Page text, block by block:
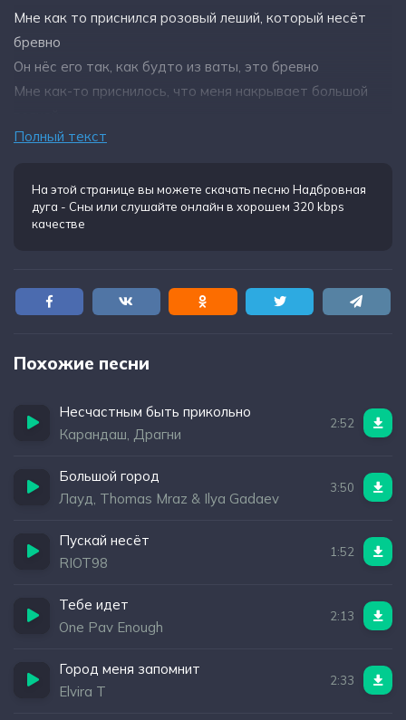
Мне как то приснился розовый леший, который несёт
бревно
Он нёс его так, как будто из ваты, это бревно
Мне как-то приснилось, что меня накрывает большой
И вместе со мною прибрежный город камнем идёт на
Полный текст
На этой странице вы можете скачать песню Надбровная
дуга - Сны или слушайте онлайн в хорошем 320 kbps
качестве
Похожие песни
Несчастным быть прикольно
Карандаш, Драгни
2:52
Большой город
Лауд, Thomas Mraz & Ilya Gadaev
3:50
Пускай несёт
RIOT98
1:52
Тебе идет
One Pav Enough
2:13
Город меня запомнит
Elvira T
2:33